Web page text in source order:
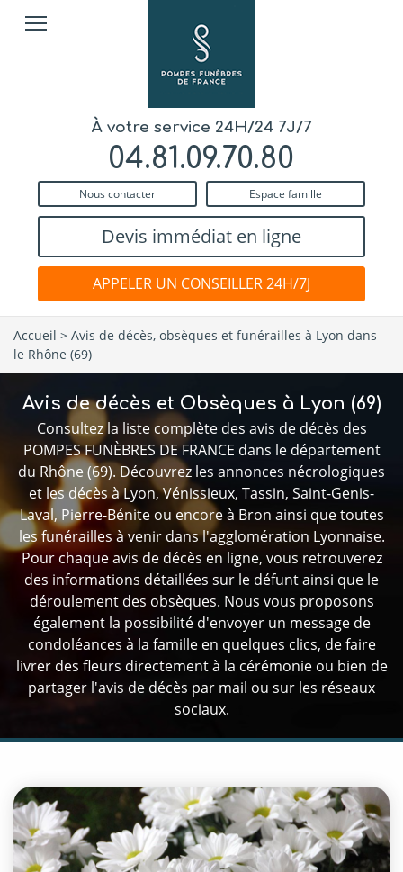
À votre service 24H/24 7J/7
04.81.09.70.80
Nous contacter Espace famille
Devis immédiat en ligne
APPELER UN CONSEILLER 24H/7J
Accueil > Avis de décès, obsèques et funérailles à Lyon dans
le Rhône (69)
Avis de décès et Obsèques à Lyon (69)
Consultez la liste complète des avis de décès des
POMPES FUNÈBRES DE FRANCE dans le département
du Rhône (69). Découvrez les annonces nécrologiques
et les décès à Lyon, Vénissieux, Tassin, Saint-Genis-
Laval, Pierre-Bénite ou encore à Bron ainsi que toutes
les funérailles à venir dans l'agglomération Lyonnaise.
Pour chaque avis de décès en ligne, vous retrouverez
des informations détaillées sur le défunt ainsi que le
déroulement des obsèques. Nous vous proposons
également la possibilité d'envoyer un message de
condoléances à la famille en quelques clics, de faire
livrer des fleurs directement à la cérémonie ou bien de
partager l'avis de décès par mail ou sur les réseaux
sociaux.